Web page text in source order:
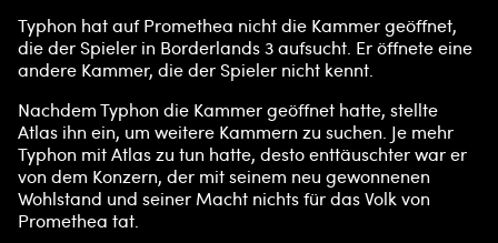
Typhon hat auf Promethea nicht die Kammer geöffnet,
die der Spieler in Borderlands 3 aufsucht. Er öffnete eine
andere Kammer, die der Spieler nicht kennt.
Nachdem Typhon die Kammer geöffnet hatte, stellte
Atlas ihn ein, um weitere Kammern zu suchen. Je mehr
Typhon mit Atlas zu tun hatte, desto enttäuschter war er
von dem Konzern, der mit seinem neu gewonnenen
Wohlstand und seiner Macht nichts für das Volk von
Promethea tat.